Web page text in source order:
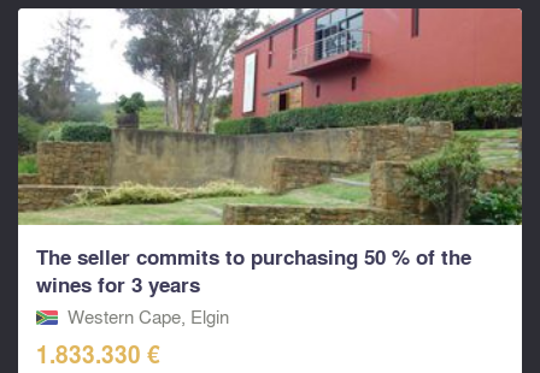
The seller commits to purchasing 50 % of the
wines for 3 years
Western Cape, Elgin
1.833.330 €